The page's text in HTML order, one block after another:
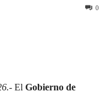
0
El Gobierno de